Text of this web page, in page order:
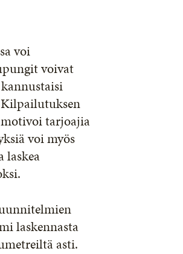
voi
voivat
tarjoajia
voi myös
laskea
laskennasta
asti.